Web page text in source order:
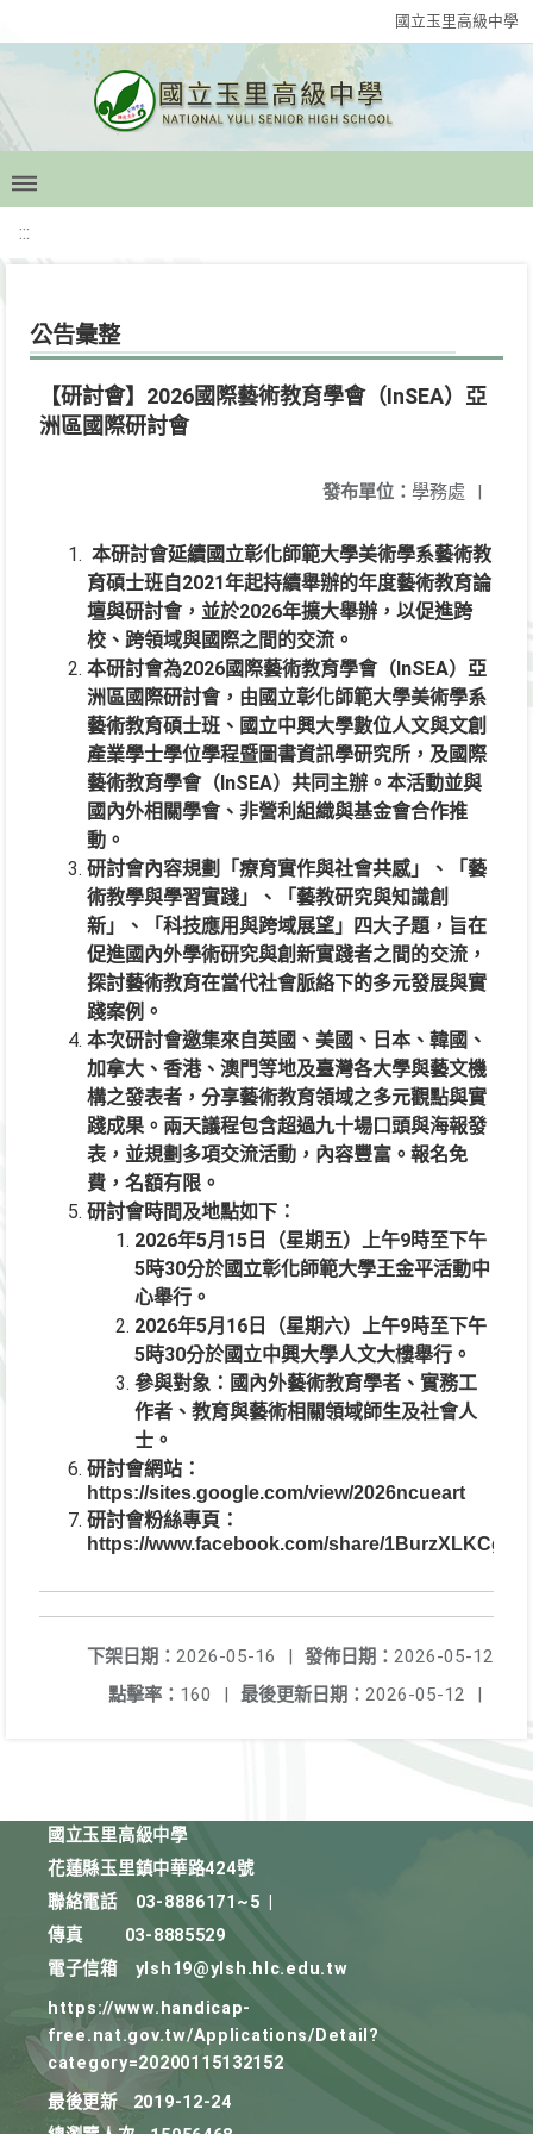
國立玉里高級中學
:::
公告彙整
【研討會】2026國際藝術教育學會（InSEA）亞
洲區國際研討會
發布單位： 學務處 |
本研討會延續國立彰化師範大學美術學系藝術教
育碩士班自2021年起持續舉辦的年度藝術教育論
壇與研討會，並於2026年擴大舉辦，以促進跨
校、跨領域與國際之間的交流。
本研討會為2026國際藝術教育學會（InSEA）亞
洲區國際研討會，由國立彰化師範大學美術學系
藝術教育碩士班、國立中興大學數位人文與文創
產業學士學位學程暨圖書資訊學研究所，及國際
藝術教育學會（InSEA）共同主辦。本活動並與
國內外相關學會、非營利組織與基金會合作推
動。
研討會內容規劃「療育實作與社會共感」、「藝
術教學與學習實踐」、「藝教研究與知識創
新」、「科技應用與跨域展望」四大子題，旨在
促進國內外學術研究與創新實踐者之間的交流，
探討藝術教育在當代社會脈絡下的多元發展與實
踐案例。
本次研討會邀集來自英國、美國、日本、韓國、
加拿大、香港、澳門等地及臺灣各大學與藝文機
構之發表者，分享藝術教育領域之多元觀點與實
踐成果。兩天議程包含超過九十場口頭與海報發
表，並規劃多項交流活動，內容豐富。報名免
費，名額有限。
研討會時間及地點如下：
2026年5月15日（星期五）上午9時至下午
5時30分於國立彰化師範大學王金平活動中
心舉行。
2026年5月16日（星期六）上午9時至下午
5時30分於國立中興大學人文大樓舉行。
參與對象：國內外藝術教育學者、實務工
作者、教育與藝術相關領域師生及社會人
士。
研討會網站：
https://sites.google.com/view/2026ncueart
研討會粉絲專頁：
https://www.facebook.com/share/1BurzXLKCg/
發佈日期： 2026-05-12
下架日期： 2026-05-16
|
最後更新日期： 2026-05-12 |
點擊率： 160 |
國立玉里高級中學
花蓮縣玉里鎮中華路424號
聯絡電話
03-8886171~5
傳真
03-8885529
電子信箱
ylsh19@ylsh.hlc.edu.tw
https://www.handicap-
free.nat.gov.tw/Applications/Detail?
category=20200115132152
最後更新
2019-12-24